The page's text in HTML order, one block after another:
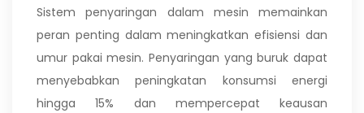
Sistem penyaringan dalam mesin memainkan
peran penting dalam meningkatkan efisiensi dan
umur pakai mesin. Penyaringan yang buruk dapat
menyebabkan peningkatan konsumsi energi
hingga 15% dan mempercepat keausan